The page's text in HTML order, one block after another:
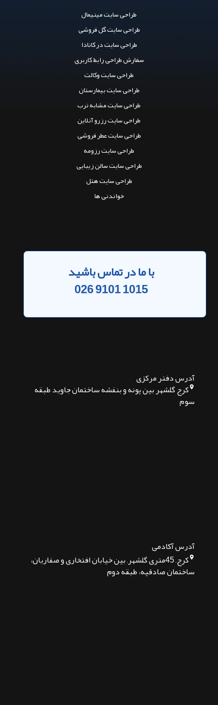
طراحی سایت مینیمال
طراحی سایت گل فروشی
طراحی سایت در کانادا
سفارش طراحی رابط کاربری
طراحی سایت وکالت
طراحی سایت بیمارستان
طراحی سایت مشابه ترب
طراحی سایت رزرو آنلاین
طراحی سایت عطر فروشی
طراحی سایت رزومه
طراحی سایت سالن زیبایی
طراحی سایت هتل
خواندنی ها
با ما در تماس باشید
026 9101 1015
آدرس دفتر مرکزی
کرج گلشهر بین پونه و بنفشه ساختمان جاوید طبقه
سوم
آدرس آکادمی
کرج, 45متری گلشهر, بین خیابان افتخاری و صفاریان،
ساختمان صادقیه، طبقه دوم